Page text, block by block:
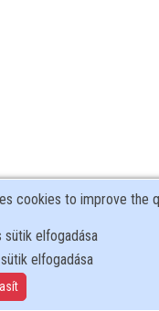
(en)
cookies to improve the
sütik elfogadása
elfogadása